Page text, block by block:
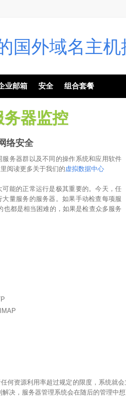
业邮箱 安全 组合套餐
器监控
络安全
务器群以及不同的操作系统和应用软件
阅读更多关于我们的虚拟数据中心
能的正常运行是极其重要的。今天，任
量服务的服务器。如果手动检查每项服
都是相当困难的，如果是检查众多服务
何资源利用率超过规定的限度，系统就
决，服务器管理系统会在随后的管理中